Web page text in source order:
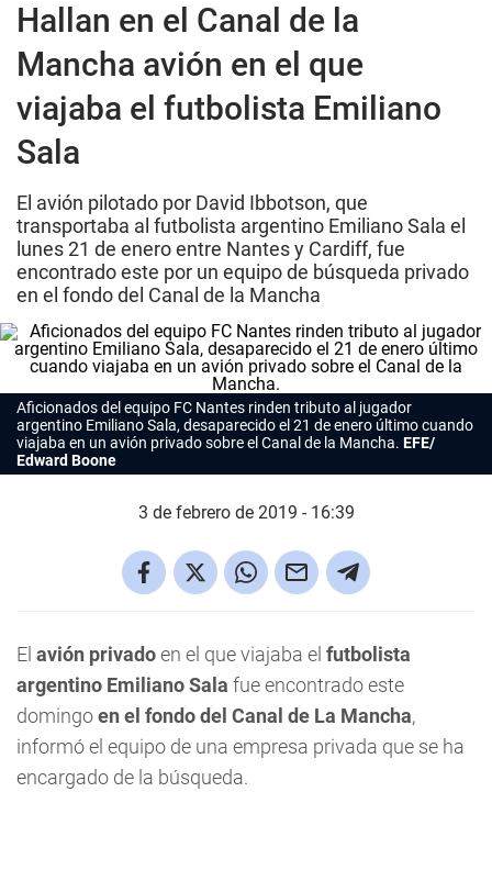
Hallan en el Canal de la
Mancha avión en el que
viajaba el futbolista Emiliano
Sala
El avión pilotado por David Ibbotson, que
transportaba al futbolista argentino Emiliano Sala el
lunes 21 de enero entre Nantes y Cardiff, fue
encontrado este por un equipo de búsqueda privado
en el fondo del Canal de la Mancha
Aficionados del equipo FC Nantes rinden tributo al jugador
argentino Emiliano Sala, desaparecido el 21 de enero último cuando
viajaba en un avión privado sobre el Canal de la Mancha. EFE/
Edward Boone
3 de febrero de 2019 - 16:39
El avión privadoen el que viajaba el futbolista
argentino Emiliano Sala fue encontrado este
domingoen el fondo del Canal de La Mancha,
informó el equipo de una empresa privada que se ha
encargado de la búsqueda.